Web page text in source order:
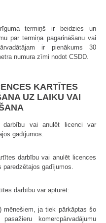
termiņš ir beidzies un
par termiņa pagarināšanu vai
ir pienākums 30
numura zīmi nodot CSDD.
KARTĪTES
UZ LAIKU VAI
vai anulēt licenci var
gadījumos.
darbību vai anulēt licences
gadījumos.
darbību var apturēt:
ja tiek pārkāptas šo
komercpārvadājumu